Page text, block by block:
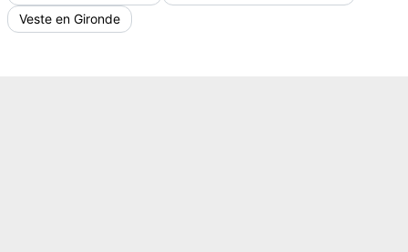
Veste en Gironde